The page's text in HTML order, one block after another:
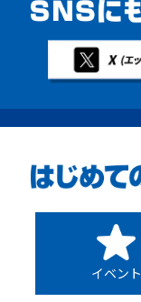
イベント